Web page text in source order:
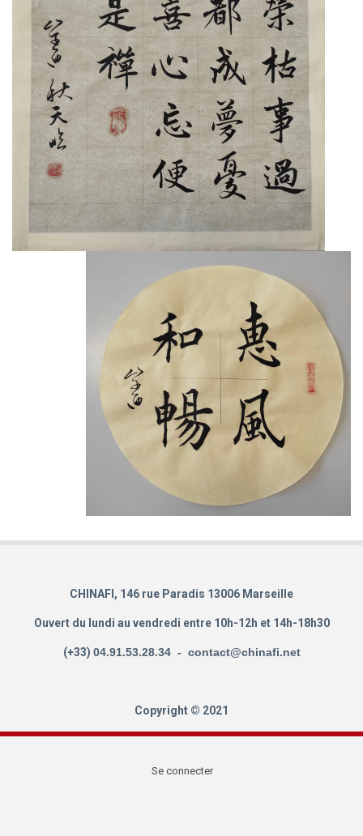
CHINAFI, 146 rue Paradis 13006 Marseille
Ouvert du lundi au vendredi entre 10h-12h et 14h-18h30
(+33) 04.91.53.28.34 - contact@chinafi.net
Copyright © 2021
Se connecter